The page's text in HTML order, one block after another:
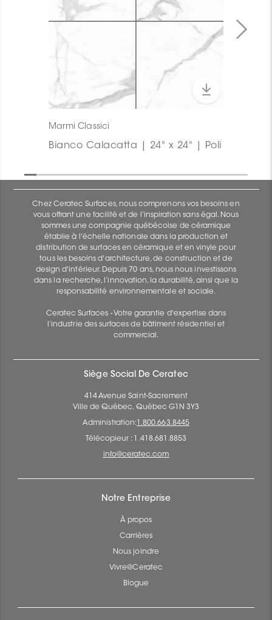
Marmi Classici
Bianco Calacatta | 24" x 24" | Poli
Chez Ceratec Surfaces, nous comprenons vos besoins en
vous offrant une facilité et de l’inspiration sans égal. Nous
sommes une compagnie québécoise de céramique
établie à l'échelle nationale dans la production et
distribution de surfaces en céramique et en vinyle pour
tous les besoins d'architecture, de construction et de
design d'intérieur. Depuis 70 ans, nous nous investissons
dans la recherche, l’innovation, la durabilité, ainsi que la
responsabilité environnementale et sociale.
Ceratec Surfaces - Votre garantie d'expertise dans
l’industrie des surfaces de bâtiment résidentiel et
commercial.
Siège Social De Ceratec
414 Avenue Saint-Sacrement
Ville de Québec, Québec G1N 3Y3
Administration: 1.800.663.8445
Télécopieur : 1.418.681.8853
info@ceratec.com
Notre Entreprise
À propos
Carrières
Nous joindre
Vivre@Ceratec
Blogue